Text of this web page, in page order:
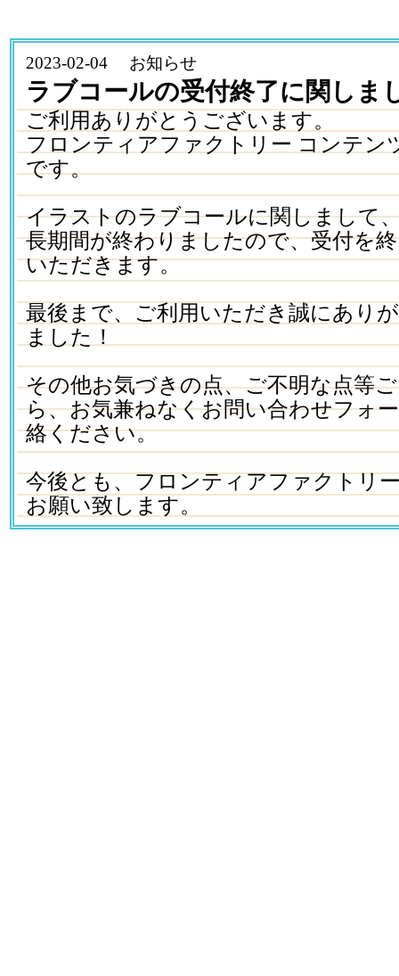
2023-02-04 お知らせ
ラブコールの受付終了に関しま
ご利用ありがとうございます。
フロンティアファクトリー コンテン
です。
イラストのラブコールに関しまして
長期間が終わりましたので、受付を
いただきます。
最後まで、ご利用いただき誠にあり
ました！
その他お気づきの点、ご不明な点等
ら、お気兼ねなくお問い合わせフォ
絡ください。
今後とも、フロンティアファクトリ
お願い致します。